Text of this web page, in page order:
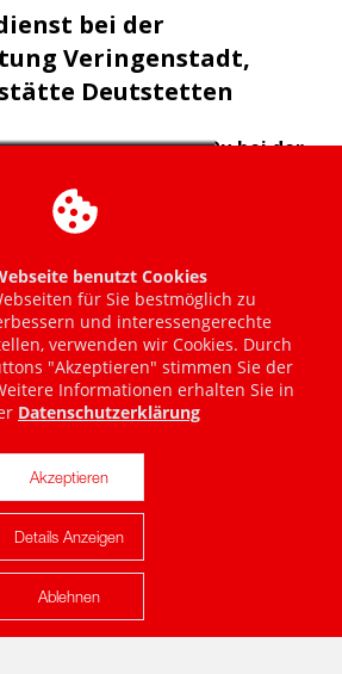
Karte anzeigen
benutzt Cookies
für Sie bestmöglich zu
und interessengerechte
verwenden wir Cookies. Durch
"Akzeptieren" stimmen Sie der
Informationen erhalten Sie in
Datenschutzerklärung
Akzeptieren
Details Anzeigen
Ablehnen